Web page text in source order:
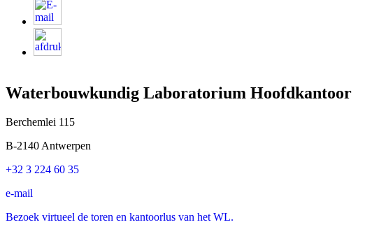
Waterbouwkundig Laboratorium Hoofdkantoor
Berchemlei 115
B-2140 Antwerpen
+32 3 224 60 35
e-mail
Bezoek virtueel de toren en kantoorlus van het WL.